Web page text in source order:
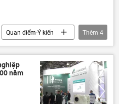
Quan điểm-Ý kiến
sản xuất
Thêm 4
năm